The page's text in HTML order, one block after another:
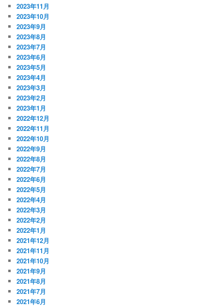
2023年11月
2023年10月
2023年9月
2023年8月
2023年7月
2023年6月
2023年5月
2023年4月
2023年3月
2023年2月
2023年1月
2022年12月
2022年11月
2022年10月
2022年9月
2022年8月
2022年7月
2022年6月
2022年5月
2022年4月
2022年3月
2022年2月
2022年1月
2021年12月
2021年11月
2021年10月
2021年9月
2021年8月
2021年7月
2021年6月